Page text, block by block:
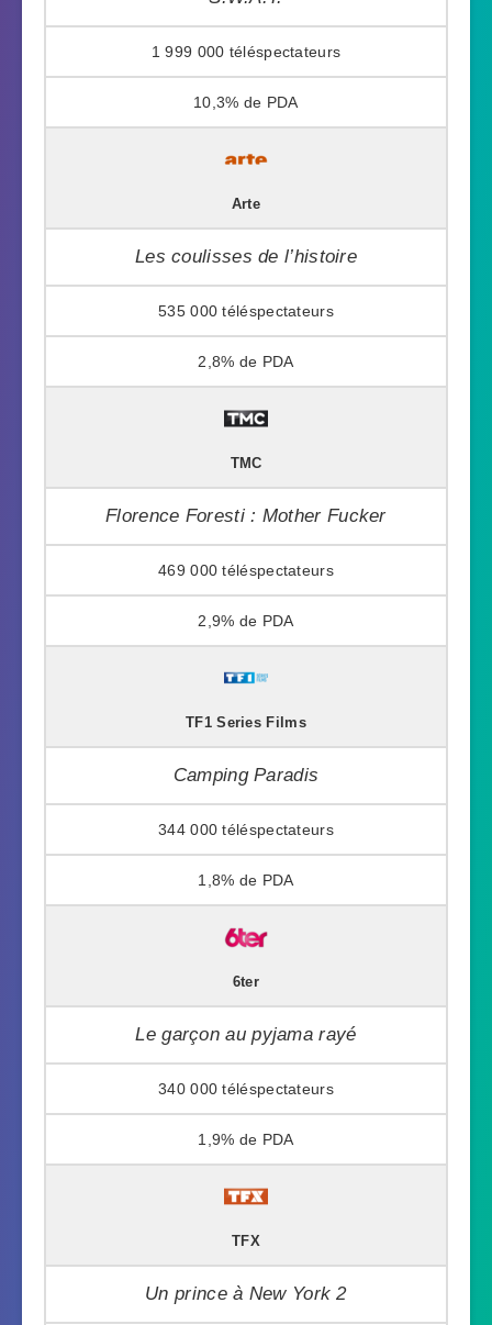
1 999 000
10,3%
Arte
Les coulisses de l’histoire
535 000
2,8%
TMC
Florence Foresti : Mother Fucker
469 000
2,9%
TF1 Series Films
Camping Paradis
344 000
1,8%
6ter
Le garçon au pyjama rayé
340 000
1,9%
TFX
Un prince à New York 2